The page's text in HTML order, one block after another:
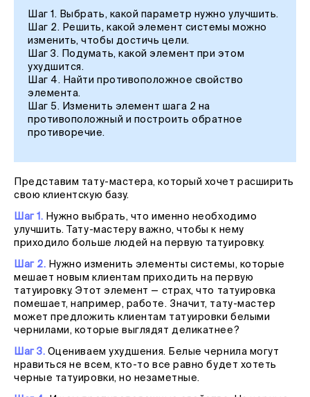
Шаг 1. Выбрать, какой параметр нужно улучшить.
Шаг 2. Решить, какой элемент системы можно
изменить, чтобы достичь цели.
Шаг 3. Подумать, какой элемент при этом
ухудшится.
Шаг 4. Найти противоположное свойство
элемента.
Шаг 5. Изменить элемент шага 2 на
противоположный и построить обратное
противоречие.
Представим тату-мастера, который хочет расширить
свою клиентскую базу.
Шаг 1. Нужно выбрать, что именно необходимо
улучшить. Тату-мастеру важно, чтобы к нему
приходило больше людей на первую татуировку.
Шаг 2. Нужно изменить элементы системы, которые
мешает новым клиентам приходить на первую
татуировку. Этот элемент — страх, что татуировка
помешает, например, работе. Значит, тату-мастер
может предложить клиентам татуировки белыми
чернилами, которые выглядят деликатнее?
Шаг 3. Оцениваем ухудшения. Белые чернила могут
нравиться не всем, кто-то все равно будет хотеть
черные татуировки, но незаметные.